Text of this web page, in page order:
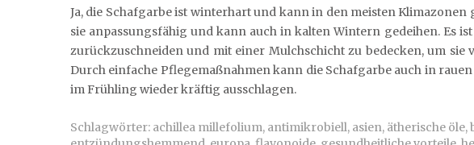
Ja, die Schafgarbe ist winterhart und kann in den meisten
sie anpassungsfähig und kann auch in kalten Wintern gedeihen. Es
zurückzuschneiden und mit einer Mulchschicht zu bedecken, um sie
Durch einfache Pflegemaßnahmen kann die Schafgarbe auch in
im Frühling wieder kräftig ausschlagen.
Schlagwörter: achillea millefolium, antimikrobiell, asien, ätherische öle,